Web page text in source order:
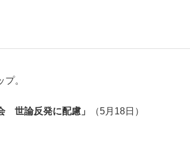
。
世論反発に配慮」 （5月18日）